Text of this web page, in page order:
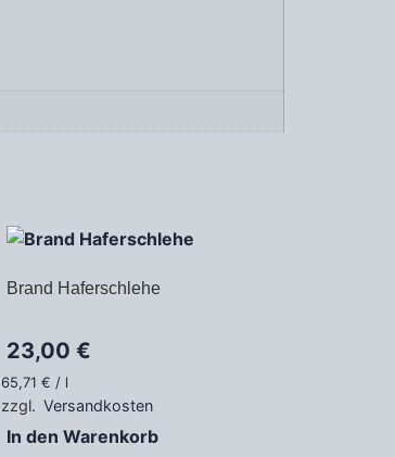
Brand Haferschlehe
23,00€
65,71€ / l
zzgl. Versandkosten
In den Warenkorb